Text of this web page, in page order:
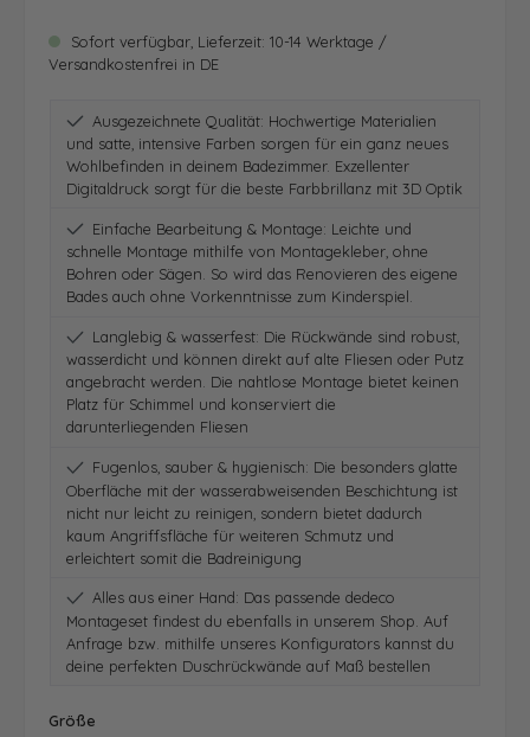
Sofort verfügbar, Lieferzeit: 10-14 Werktage /
Versandkostenfrei in DE
Ausgezeichnete Qualität: Hochwertige Materialien
und satte, intensive Farben sorgen für ein ganz neues
Wohlbefinden in deinem Badezimmer. Exzellenter
Digitaldruck sorgt für die beste Farbbrillanz mit 3D Optik
Einfache Bearbeitung & Montage: Leichte und
schnelle Montage mithilfe von Montagekleber, ohne
Bohren oder Sägen. So wird das Renovieren des eigene
Bades auch ohne Vorkenntnisse zum Kinderspiel.
Langlebig & wasserfest: Die Rückwände sind robust,
wasserdicht und können direkt auf alte Fliesen oder Putz
angebracht werden. Die nahtlose Montage bietet keinen
Platz für Schimmel und konserviert die
darunterliegenden Fliesen
Fugenlos, sauber & hygienisch: Die besonders glatte
Oberfläche mit der wasserabweisenden Beschichtung ist
nicht nur leicht zu reinigen, sondern bietet dadurch
kaum Angriffsfläche für weiteren Schmutz und
erleichtert somit die Badreinigung
Alles aus einer Hand: Das passende dedeco
Montageset findest du ebenfalls in unserem Shop. Auf
Anfrage bzw. mithilfe unseres Konfigurators kannst du
deine perfekten Duschrückwände auf Maß bestellen
Größe